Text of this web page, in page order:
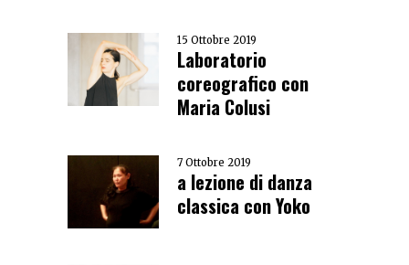
15 Ottobre 2019
Laboratorio
coreografico con
Maria Colusi
7 Ottobre 2019
a lezione di danza
classica con Yoko